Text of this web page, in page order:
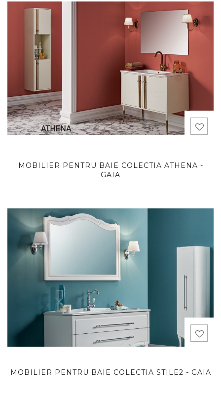
MOBILIER PENTRU BAIE COLECTIA ATHENA -
GAIA
MOBILIER PENTRU BAIE COLECTIA STILE2 - GAIA